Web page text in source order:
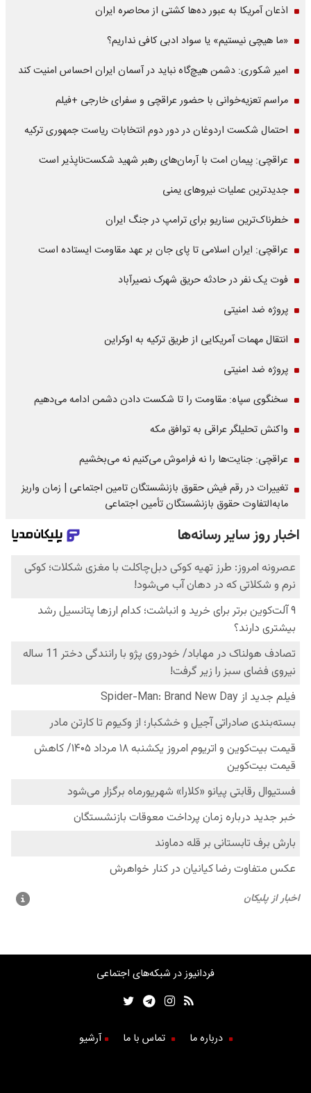
اذعان آمریکا به عبور ده‌ها کشتی از محاصره ایران
«ما هیچی نیستیم» یا سواد ادبی کافی نداریم؟
امیر شکوری: دشمن هیچ‌گاه نباید در آسمان ایران احساس امنیت کند
مراسم تعزیه‌خوانی با حضور عراقچی و سفرای خارجی +فیلم
احتمال شکست اردوغان در دور دوم انتخابات ریاست جمهوری ترکیه
عراقچی: پیمان امت با آرمان‌های رهبر شهید شکست‌ناپذیر است
جدیدترین عملیات نیروهای یمنی
خطرناک‌ترین سناریو برای ترامپ در جنگ ایران
عراقچی: ایران اسلامی تا پای جان بر عهد مقاومت ایستاده است
فوت یک نفر در حادثه حریق شهرک نصیرآباد
پروژه ضد امنیتی
انتقال مهمات آمریکایی از طریق ترکیه به اوکراین
پروژه ضد امنیتی
سخنگوی سپاه: مقاومت را تا شکست دادن دشمن ادامه می‌دهیم
واکنش تحلیلگر عراقی به توافق مکه
عراقچی: جنایت‌ها را نه فراموش می‌کنیم نه می‌بخشیم
تغییرات در رقم فیش حقوق بازنشستگان تامین اجتماعی | زمان واریز
مابه‌التفاوت حقوق بازنشستگان تأمین اجتماعی
فردانیوز در شبکه‌های اجتماعی
درباره ما تماس با ما آرشیو